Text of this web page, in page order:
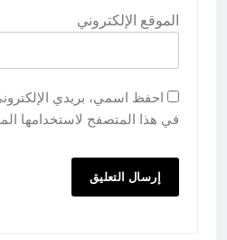
الموقع الإلكتروني
احفظ اسمي، بريدي
في هذا المتصفح لاستخدامها